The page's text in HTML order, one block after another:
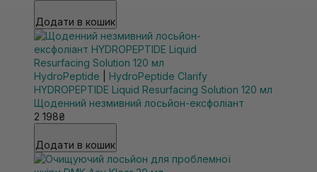
Додати в кошик
HydroPeptide
HydroPeptide Clarify
HYDROPEPTIDE Liquid Resurfacing Solution 120 мл
Щоденний незмивний лосьйон-ексфоліант
2 198₴
Додати в кошик